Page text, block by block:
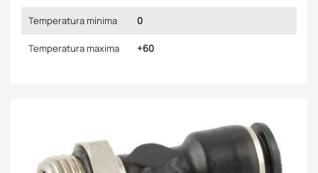
Temperatura minima 0
Temperatura maxima +60